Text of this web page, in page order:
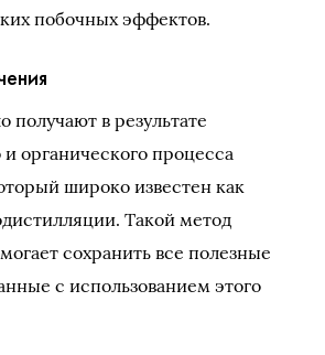
побочных эффектов.
получают в результате
и органического процесса
широко известен как
Такой метод
сохранить все полезные
с использованием этого